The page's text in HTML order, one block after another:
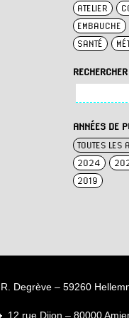
ATELIER
EMBAUCHE
SANTÉ
RECHERCHER
ANNÉES DE
TOUTES LES
2024
2019
Degrève – 59260
12 rue Dijon – 80000